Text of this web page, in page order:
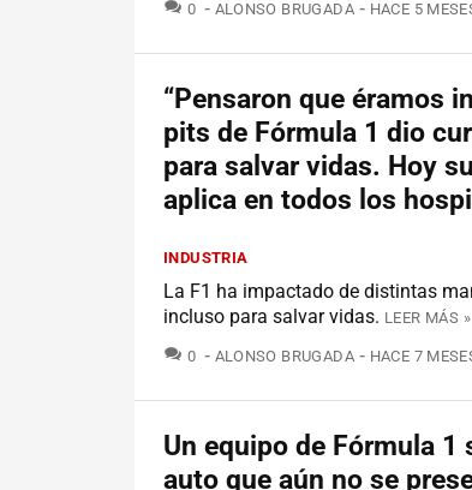
0 COMENTARIOS
ALONSO BRUGADA HACE 5
“Pensaron que éramos
pits de Fórmula 1 dio
para salvar vidas. Hoy
aplica en todos los
INDUSTRIA
La F1 ha impactado de distintas
incluso para salvar vidas. LEER MÁS »
0 COMENTARIOS
ALONSO BRUGADA HACE 7
Un equipo de Fórmula 1
auto que aún no se